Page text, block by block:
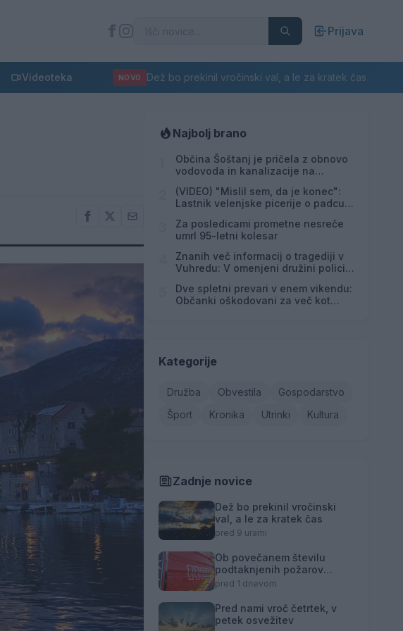
Prijava
Videoteka NOVO Dež bo prekinil vročinski val, a le za kratek čas
Najbolj brano
Občina Šoštanj je pričela z obnovo
vodovoda in kanalizacije na
(VIDEO) "Mislil sem, da je konec":
Lastnik velenjske picerije o padcu s
Za posledicami prometne nesreče
umrl 95-letni kolesar
Znanih več informacij o tragediji v
Vuhredu: V omenjeni družini policija
Dve spletni prevari v enem vikendu:
Občanki oškodovani za več kot
Kategorije
Družba Obvestila
Gospodarstvo
Šport
Kronika Utrinki Kultura
Zadnje novice
Dež bo prekinil vročinski
val, a le za kratek čas
pred 9 urami
Ob povečanem številu
podtaknjenih požarov
pozivi občanom k
policije
pred 1 dnevom
Pred nami vroč četrtek, v
petek osvežitev